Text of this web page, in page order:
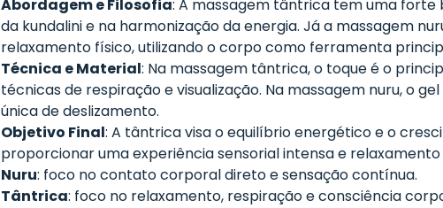
Abordagem e Filosofia: A massagem tântrica tem uma
da kundalini e na harmonização da energia. Já a massagem
relaxamento físico, utilizando o corpo como ferramenta
Técnica e Material: Na massagem tântrica, o toque é o
técnicas de respiração e visualização. Na massagem nuru, o
única de deslizamento.
Objetivo Final: A tântrica visa o equilíbrio energético e o
proporcionar uma experiência sensorial intensa e relaxamento
Nuru: foco no contato corporal direto e sensação contínua.
Tântrica: foco no relaxamento, respiração e consciência